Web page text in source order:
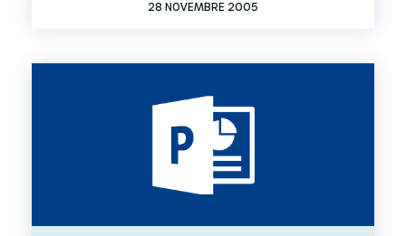
28 NOVEMBRE 2005